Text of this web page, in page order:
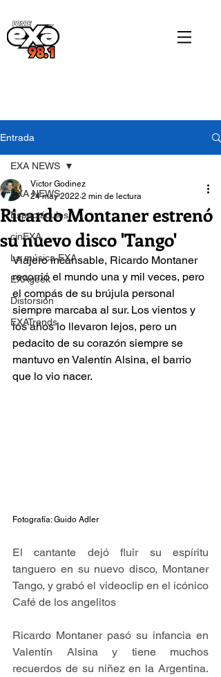
Entrada
EXA NEWS
Espectáculos
cinEXA
La música EXA
EXAgeek
Distorsión
EXATrends
EXA NEWS
Ricardo Montaner estrenó
su nuevo disco 'Tango'
Victor Godinez
24 may 2022 2 min de lectura
Viajero incansable, Ricardo Montaner
recorrió el mundo una y mil veces, pero
el compás de su brújula personal
siempre marcaba al sur. Los vientos y
los años lo llevaron lejos, pero un
pedacito de su corazón siempre se
mantuvo en Valentín Alsina, el barrio
que lo vio nacer.
Fotografía: Guido Adler
El cantante dejó fluir su espíritu
tanguero en su nuevo disco, Montaner
Tango, y grabó el videoclip en el icónico
Café de los angelitos
Ricardo Montaner pasó su infancia en
Valentín Alsina y tiene muchos
recuerdos de su niñez en la Argentina.